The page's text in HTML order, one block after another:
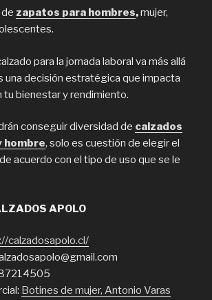
zapatos para hombres,mujer,
para la jornada laboral va más allá
una decisión estratégica que impacta
bienestar y rendimiento.
conseguir diversidad de calzados
hombre, solo es cuestión de elegir el
acuerdo con el tipo de uso que se le
APOLO
calzadosapolo.cl/
Botines de mujer, Antonio Varas